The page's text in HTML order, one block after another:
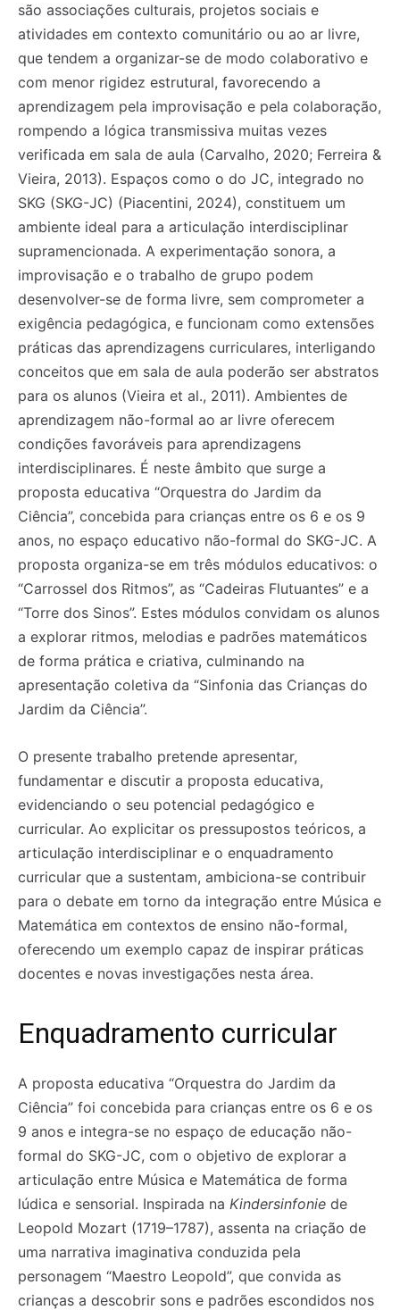
Registe-se na nossa lista de correio e receba mensalmente
no seu email os artigos do mês transacto, ilustrações e
Insira o seu endereço de email e clique para
subscrever:
Registe-se na nossa lista de correio e receba mensalmente
no seu email os artigos do mês transacto, ilustrações e
Insira o seu endereço de email e clique para
subscrever:
são associações culturais, projetos sociais e
atividades em contexto comunitário ou ao ar livre,
que tendem a organizar-se de modo colaborativo e
com menor rigidez estrutural, favorecendo a
aprendizagem pela improvisação e pela colaboração,
rompendo a lógica transmissiva muitas vezes
verificada em sala de aula (Carvalho, 2020; Ferreira &
Vieira, 2013). Espaços como o do JC, integrado no
SKG (SKG-JC) (Piacentini, 2024), constituem um
ambiente ideal para a articulação interdisciplinar
supramencionada. A experimentação sonora, a
improvisação e o trabalho de grupo podem
desenvolver-se de forma livre, sem comprometer a
exigência pedagógica, e funcionam como extensões
práticas das aprendizagens curriculares, interligando
conceitos que em sala de aula poderão ser abstratos
para os alunos (Vieira et al., 2011). Ambientes de
aprendizagem não-formal ao ar livre oferecem
condições favoráveis para aprendizagens
interdisciplinares. É neste âmbito que surge a
proposta educativa “Orquestra do Jardim da
Ciência”, concebida para crianças entre os 6 e os 9
anos, no espaço educativo não-formal do SKG-JC. A
proposta organiza-se em três módulos educativos: o
“Carrossel dos Ritmos”, as “Cadeiras Flutuantes” e a
“Torre dos Sinos”. Estes módulos convidam os alunos
a explorar ritmos, melodias e padrões matemáticos
de forma prática e criativa, culminando na
apresentação coletiva da “Sinfonia das Crianças do
Jardim da Ciência”.
O presente trabalho pretende apresentar,
fundamentar e discutir a proposta educativa,
evidenciando o seu potencial pedagógico e
curricular. Ao explicitar os pressupostos teóricos, a
articulação interdisciplinar e o enquadramento
curricular que a sustentam, ambiciona-se contribuir
para o debate em torno da integração entre Música e
Matemática em contextos de ensino não-formal,
oferecendo um exemplo capaz de inspirar práticas
docentes e novas investigações nesta área.
Enquadramento curricular
A proposta educativa “Orquestra do Jardim da
Ciência” foi concebida para crianças entre os 6 e os
9 anos e integra-se no espaço de educação não-
formal do SKG-JC, com o objetivo de explorar a
articulação entre Música e Matemática de forma
lúdica e sensorial. Inspirada na Kindersinfonie de
Leopold Mozart (1719–1787), assenta na criação de
uma narrativa imaginativa conduzida pela
personagem “Maestro Leopold”, que convida as
crianças a descobrir sons e padrões escondidos nos